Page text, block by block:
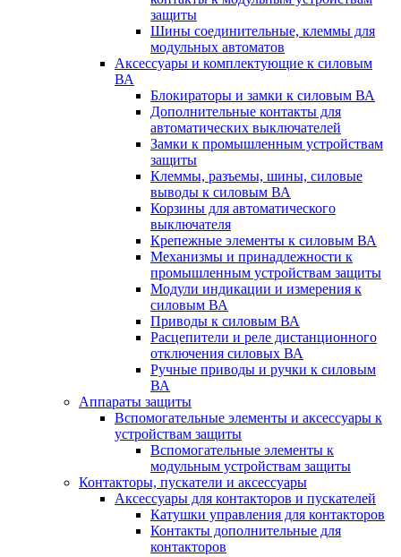
защиты
Шины соединительные, клеммы для
модульных автоматов
Аксессуары и комплектующие к силовым
ВА
Блокираторы и замки к силовым ВА
Дополнительные контакты для
автоматических выключателей
Замки к промышленным устройствам
защиты
Клеммы, разъемы, шины, силовые
выводы к силовым ВА
Корзины для автоматического
выключателя
Крепежные элементы к силовым ВА
Механизмы и принадлежности к
промышленным устройствам защиты
Модули индикации и измерения к
силовым ВА
Приводы к силовым ВА
Расцепители и реле дистанционного
отключения силовых ВА
Ручные приводы и ручки к силовым
ВА
Аппараты защиты
Вспомогательные элементы и аксессуары к
устройствам защиты
Вспомогательные элементы к
модульным устройствам защиты
Контакторы, пускатели и аксессуары
Аксессуары для контакторов и пускателей
Катушки управления для контакторов
Контакты дополнительные для
контакторов